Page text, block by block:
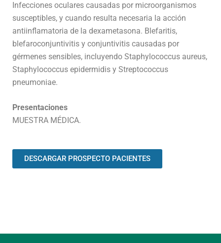
Infecciones oculares causadas por microorganismos
susceptibles, y cuando resulta necesaria la acción
antiinflamatoria de la dexametasona. Blefaritis,
blefaroconjuntivitis y conjuntivitis causadas por
gérmenes sensibles, incluyendo Staphylococcus aureus,
Staphylococcus epidermidis y Streptococcus
pneumoniae.
Presentaciones
MUESTRA MÉDICA.
DESCARGAR PROSPECTO PACIENTES